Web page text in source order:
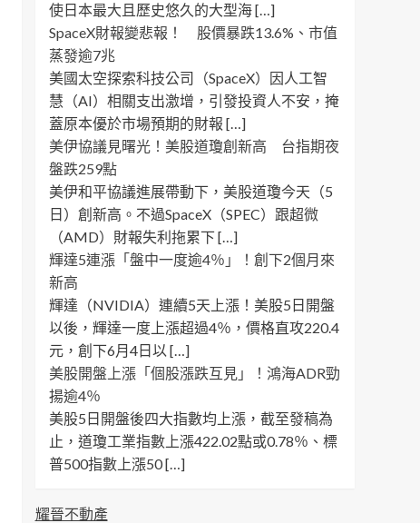
使日本最大且歷史悠久的大型海 […]
SpaceX財報變悲報！ 股價暴跌13.6%、市值
蒸發逾7兆
美國太空探索科技公司（SpaceX）因人工智
慧（AI）相關支出激增，引發投資人不安，掩
蓋原本優於市場預期的財報 […]
美伊協議見曙光！美股道瓊創新高 台指期夜
盤跌259點
美伊和平協議進展帶動下，美股道瓊今天（5
日）創新高。不過SpaceX（SPEC）跟超微
（AMD）財報失利拖累下 […]
輝達5連漲「盤中一度逾4％」！創下2個月來
新高
輝達（NVIDIA）連續5天上漲！美股5日開盤
以後，輝達一度上漲超過4％，價格直攻220.4
元，創下6月4日以 […]
美股開盤上漲「個股漲跌互見」！鴻海ADR勁
揚逾4％
美股5日開盤後四大指數均上漲，截至發稿為
止，道瓊工業指數上漲422.02點或0.78％、標
普500指數上漲50 […]
耀晉不動產